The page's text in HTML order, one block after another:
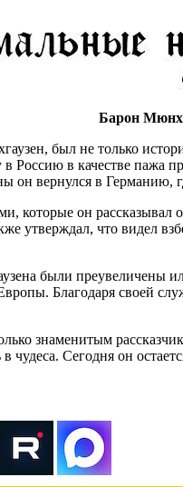
Барон
был не только
Россию в качестве пажа
он вернулся в Германию,
он рассказывал
утверждал, что видел
были преувеличены
Благодаря своей
знаменитым
Сегодня он